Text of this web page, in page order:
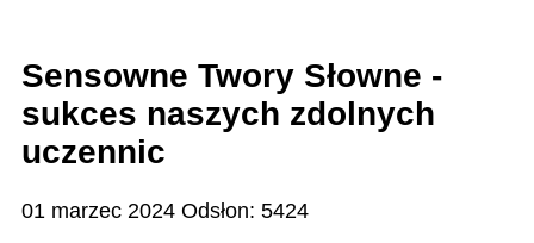
Sensowne Twory Słowne -
sukces naszych zdolnych
uczennic
01 marzec 2024 Odsłon: 5424